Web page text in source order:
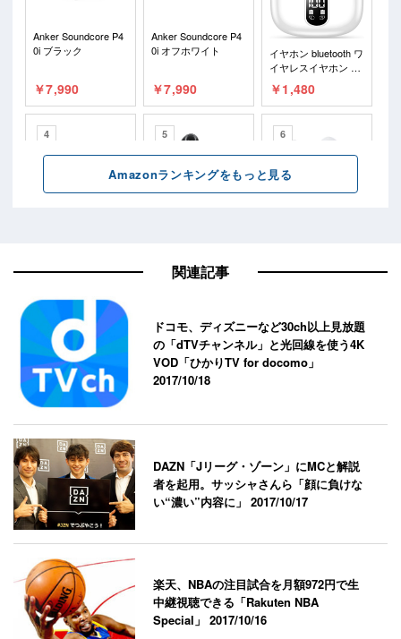
関連記事
ドコモ、ディズニーなど30ch以上見放題
の「dTVチャンネル」と光回線を使う4K
VOD「ひかりTV for docomo」
2017/10/18
DAZN「Jリーグ・ゾーン」にMCと解説
者を起用。サッシャさんら「顔に負けな
い“濃い”内容に」2017/10/17
楽天、NBAの注目試合を月額972円で生
中継視聴できる「Rakuten NBA
Special」2017/10/16